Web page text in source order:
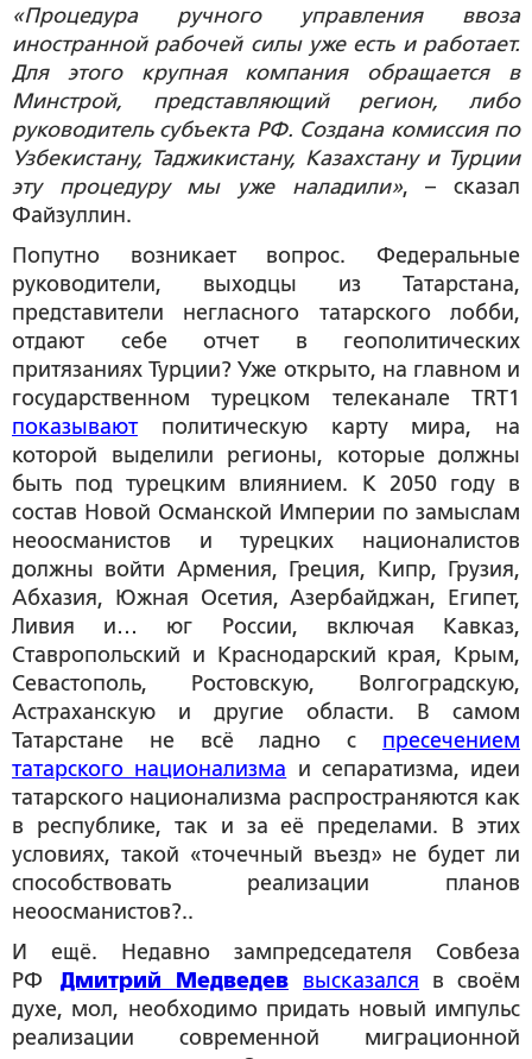
«Процедура ручного управления ввоза
иностранной рабочей силы уже есть и работает.
Для этого крупная компания обращается в
Минстрой, представляющий регион, либо
руководитель субъекта РФ. Создана комиссия по
Узбекистану, Таджикистану, Казахстану и Турции
эту процедуру мы уже наладили», – сказал
Файзуллин.
Попутно возникает вопрос. Федеральные
руководители, выходцы из Татарстана,
представители негласного татарского лобби,
отдают себе отчет в геополитических
притязаниях Турции? Уже открыто, на главном и
государственном турецком телеканале TRT1
показываютполитическую карту мира, на
которой выделили регионы, которые должны
быть под турецким влиянием. К 2050 году в
состав Новой Османской Империи по замыслам
неоосманистов и турецких националистов
должны войти Армения, Греция, Кипр, Грузия,
Абхазия, Южная Осетия, Азербайджан, Египет,
Ливия и… юг России, включая Кавказ,
Ставропольский и Краснодарский края, Крым,
Севастополь, Ростовскую, Волгоградскую,
Астраханскую и другие области. В самом
Татарстане не всё ладно с пресечением
татарского национализма и сепаратизма, идеи
татарского национализма распространяются как
в республике, так и за её пределами. В этих
условиях, такой «точечный въезд» не будет ли
способствовать реализации планов
неоосманистов?..
И ещё. Недавно зампредседателя Совбеза
РФ Дмитрий Медведев высказался в своём
духе, мол, необходимо придать новый импульс
реализации современной миграционной